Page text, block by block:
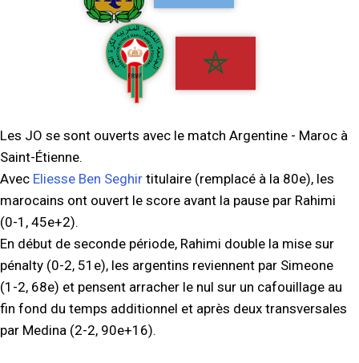
Les JO se sont ouverts avec le match Argentine - Maroc à
Saint-Étienne.
Avec Eliesse Ben Seghir titulaire (remplacé à la 80e), les
marocains ont ouvert le score avant la pause par Rahimi
(0-1, 45e+2).
En début de seconde période, Rahimi double la mise sur
pénalty (0-2, 51e), les argentins reviennent par Simeone
(1-2, 68e) et pensent arracher le nul sur un cafouillage au
fin fond du temps additionnel et après deux transversales
par Medina (2-2, 90e+16).